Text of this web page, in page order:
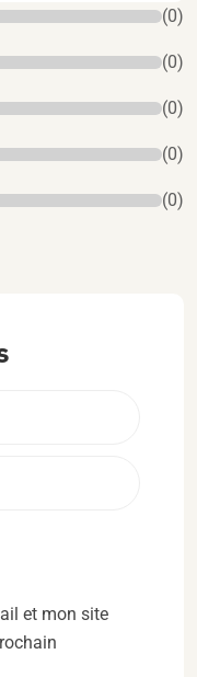
(0)
(0)
(0)
(0)
(0)
et mon site